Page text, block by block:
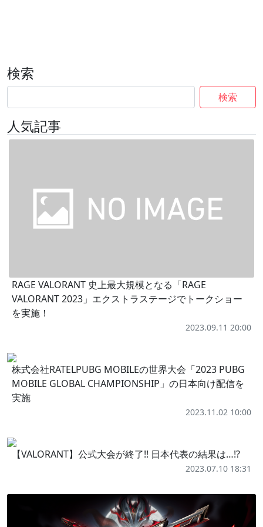
検索
検索
人気記事
RAGE VALORANT 史上最大規模となる「RAGE
VALORANT 2023」エクストラステージでトークショー
を実施！
2023.09.11 20:00
株式会社RATELPUBG MOBILEの世界大会「2023 PUBG
MOBILE GLOBAL CHAMPIONSHIP」の日本向け配信を
実施
2023.11.02 10:00
【VALORANT】公式大会が終了!! 日本代表の結果は…!?
2023.07.10 18:31